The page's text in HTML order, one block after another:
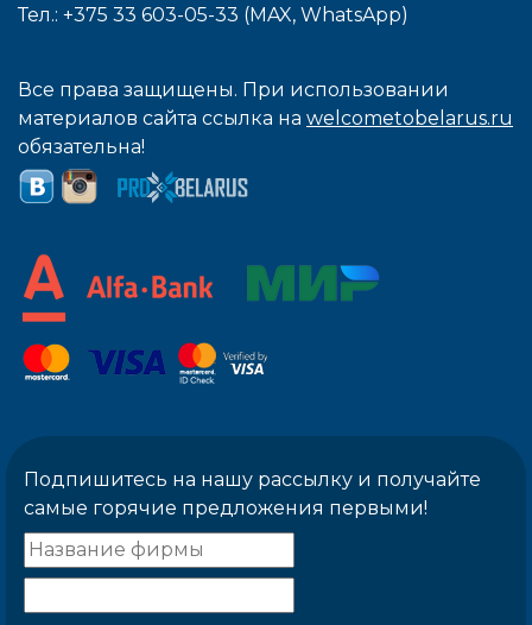
Тел.: +375 33 603-05-33 (MAX, WhatsApp)
Все права защищены. При использовании
материалов сайта ссылка на welcometobelarus.ru
обязательна!
Подпишитесь на нашу рассылку и получайте
самые горячие предложения первыми!